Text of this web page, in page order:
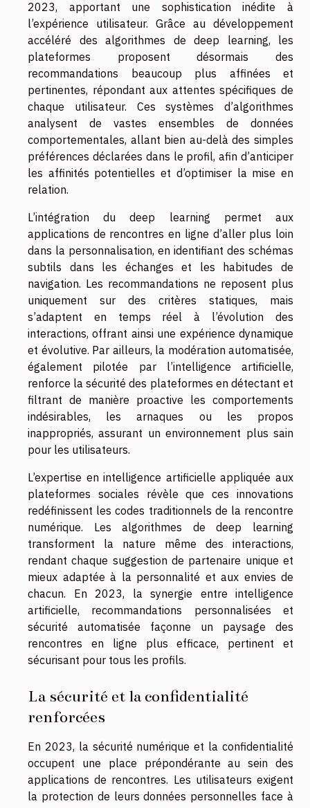
2023, apportant une sophistication inédite à
l’expérience utilisateur. Grâce au développement
accéléré des algorithmes de deep learning, les
plateformes proposent désormais des
recommandations beaucoup plus affinées et
pertinentes, répondant aux attentes spécifiques de
chaque utilisateur. Ces systèmes d’algorithmes
analysent de vastes ensembles de données
comportementales, allant bien au-delà des simples
préférences déclarées dans le profil, afin d’anticiper
les affinités potentielles et d’optimiser la mise en
relation.
L’intégration du deep learning permet aux
applications de rencontres en ligne d’aller plus loin
dans la personnalisation, en identifiant des schémas
subtils dans les échanges et les habitudes de
navigation. Les recommandations ne reposent plus
uniquement sur des critères statiques, mais
s’adaptent en temps réel à l’évolution des
interactions, offrant ainsi une expérience dynamique
et évolutive. Par ailleurs, la modération automatisée,
également pilotée par l’intelligence artificielle,
renforce la sécurité des plateformes en détectant et
filtrant de manière proactive les comportements
indésirables, les arnaques ou les propos
inappropriés, assurant un environnement plus sain
pour les utilisateurs.
L’expertise en intelligence artificielle appliquée aux
plateformes sociales révèle que ces innovations
redéfinissent les codes traditionnels de la rencontre
numérique. Les algorithmes de deep learning
transforment la nature même des interactions,
rendant chaque suggestion de partenaire unique et
mieux adaptée à la personnalité et aux envies de
chacun. En 2023, la synergie entre intelligence
artificielle, recommandations personnalisées et
sécurité automatisée façonne un paysage des
rencontres en ligne plus efficace, pertinent et
sécurisant pour tous les profils.
La sécurité et la confidentialité
renforcées
En 2023, la sécurité numérique et la confidentialité
occupent une place prépondérante au sein des
applications de rencontres. Les utilisateurs exigent
la protection de leurs données personnelles face à